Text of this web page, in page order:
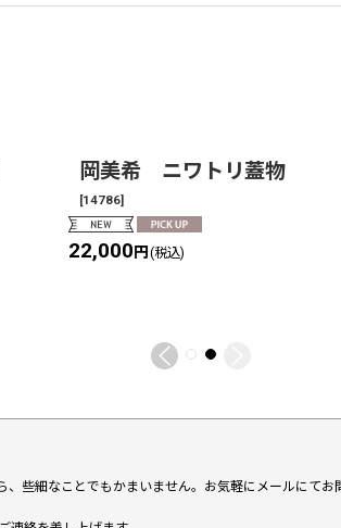
岡美希 ニワトリ蓋物
[14786]
22,000円 (税込)
些細なことでもかまいません。お気軽にメールにてお